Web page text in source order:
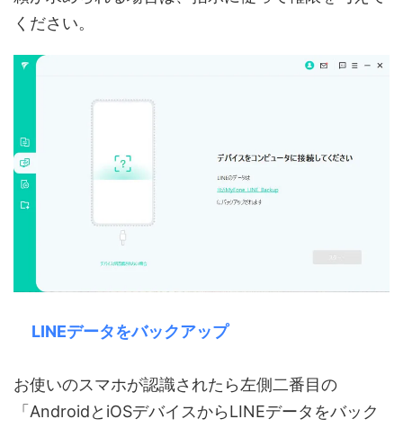
ください。
LINEデータをバックアップ
お使いのスマホが認識されたら左側二番目の
「AndroidとiOSデバイスからLINEデータをバック